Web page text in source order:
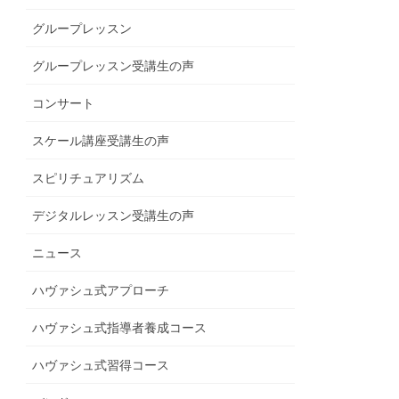
グループレッスン
グループレッスン受講生の声
コンサート
スケール講座受講生の声
スピリチュアリズム
デジタルレッスン受講生の声
ニュース
ハヴァシュ式アプローチ
ハヴァシュ式指導者養成コース
ハヴァシュ式習得コース